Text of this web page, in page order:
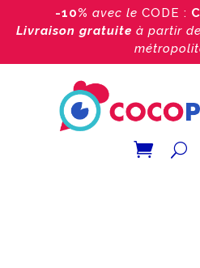
-10% avec le CODE :
Livraison gratuite à partir de